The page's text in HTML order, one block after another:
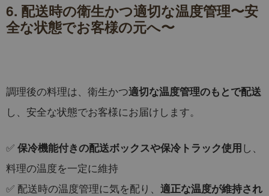
6. 配送時の衛生かつ適切な温度管理〜安
全な状態でお客様の元へ〜
調理後の料理は、衛生かつ適切な温度管理のもとで配送
し、安全な状態でお客様にお届けします。
✅ 保冷機能付きの配送ボックスや保冷トラック使用し、
料理の温度を一定に維持
✅ 配送時の温度管理に気を配り、 適正な温度が維持され